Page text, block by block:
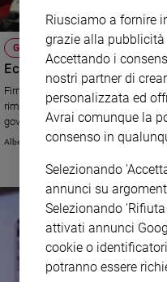
educazione
Genitori
e
figli
Nonni
Coppia
giovani
Adolescenza
Bioetica
Vai
GOVERNO
Ecco il decreto Di Maio
Firmato il decreto ministeriale che prevede snellimenti delle procedure sui
rimpatri, l'allargamento della lista dei "Paesi sicuri" e accordi bilaterali con i
governi interessati. E' la risposta
Alberto Laggia
Riusciamo a fornire
grazie alla
Accettando i
nostri partner di
personalizzata ed
Avrai comunque la
consenso in
Selezionando
annunci su
Selezionando
attivati annunci
cookie o
potranno essere